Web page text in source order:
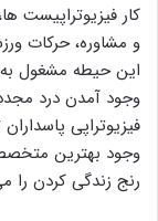
کار فیزیوتراپیست
و مشاوره، حرکات
این حیطه مشغول به
وجود آمدن درد
فیزیوتراپی
وجود بهترین
رنج زندگی کردن را